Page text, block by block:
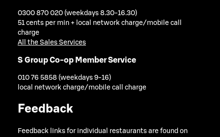
0300 870 020 (weekdays 8.30-16.30)
51 cents per min + local network charge/mobile call
charge
All the Sales Services
S Group Co-op Member Service
010 76 5858 (weekdays 9-16)
local network charge/mobile call charge
Feedback
Feedback links for individual restaurants are found on